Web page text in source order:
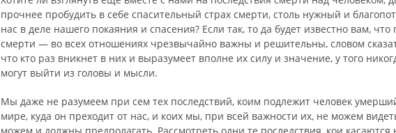
прочнее пробудить в себе спасительный страх смерти, столь нужный и
нас в деле нашего покаяния и спасения? Если так, то да бу­дет известно вам, что
смерти — во всех отношениях чрезвычайно важны и решительны, словом
что кто раз вникнет в них и выразумеет вполне их силу и зна­чение, у того
могут выйти из головы и мысли.
Мы даже не разумеем при сем тех последствий, коим под­лежит человек
мире, куда он преходит от нас, и коих мы, при всей важности их, не можем